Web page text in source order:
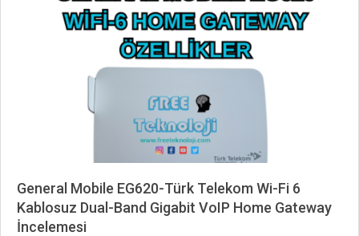
General Mobile EG620-Türk Telekom Wi-Fi 6
Kablosuz Dual-Band Gigabit VoIP Home Gateway
İncelemesi